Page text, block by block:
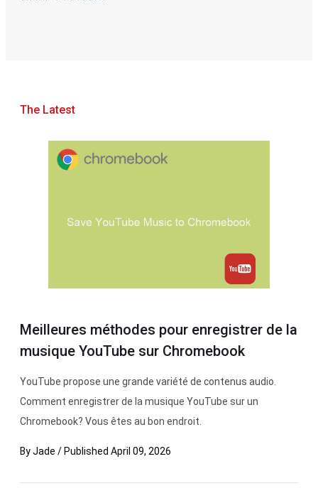
The Latest
Meilleures méthodes pour enregistrer de la
musique YouTube sur Chromebook
YouTube propose une grande variété de contenus audio.
Comment enregistrer de la musique YouTube sur un
Chromebook? Vous êtes au bon endroit.
ByJade / Published April 09, 2026